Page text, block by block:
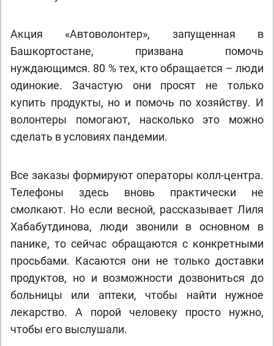
Акция «Автоволонтер», запущенная в
Башкортостане, призвана помочь
нуждающимся. 80 % тех, кто обращается – люди
одинокие. Зачастую они просят не только
купить продукты, но и помочь по хозяйству. И
волонтеры помогают, насколько это можно
сделать в условиях пандемии.
Все заказы формируют операторы колл-центра.
Телефоны здесь вновь практически не
смолкают. Но если весной, рассказывает Лиля
Хабабутдинова, люди звонили в основном в
панике, то сейчас обращаются с конкретными
просьбами. Касаются они не только доставки
продуктов, но и возможности дозвониться до
больницы или аптеки, чтобы найти нужное
лекарство. А порой человеку просто нужно,
чтобы его выслушали.